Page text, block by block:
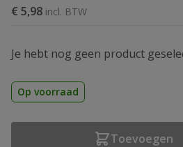
€ 5,98
Je hebt nog geen product
Op voorraad
Toevoegen